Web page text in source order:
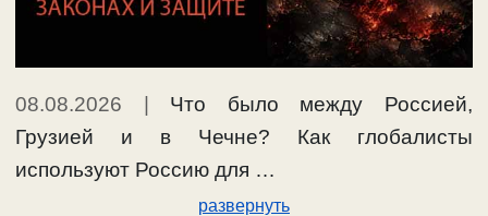
08.08.2026 | Что было между Россией,
Грузией и в Чечне? Как глобалисты
используют Россию для …
развернуть